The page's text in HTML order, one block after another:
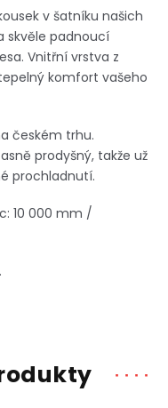
v šatníku našich
skvěle padnoucí
Vnitřní vrstva z
komfort vašeho
českém trhu.
prodyšný, takže už
prochladnutí.
10 000 mm /